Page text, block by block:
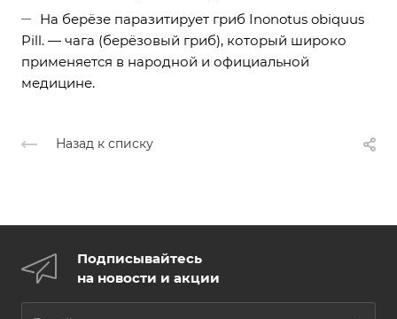
На берёзе паразитирует гриб Inonotus obiquus
Pill. — чага (берёзовый гриб), который широко
применяется в народной и официальной
медицине.
Назад к списку
Подписывайтесь
на новости и акции